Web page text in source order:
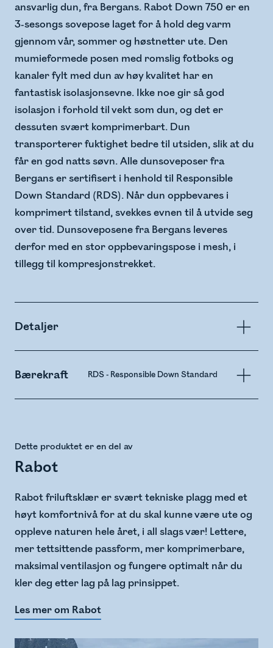
ansvarlig dun, fra Bergans. Rabot Down 750 er en
3-sesongs sovepose laget for å hold deg varm
gjennom vår, sommer og høstnetter ute. Den
mumieformede posen med romslig fotboks og
kanaler fylt med dun av høy kvalitet har en
fantastisk isolasjonsevne. Ikke noe gir så god
isolasjon i forhold til vekt som dun, og det er
dessuten svært komprimerbart. Dun
transporterer fuktighet bedre til utsiden, slik at du
får en god natts søvn. Alle dunsoveposer fra
Bergans er sertifisert i henhold til Responsible
Down Standard (RDS). Når dun oppbevares i
komprimert tilstand, svekkes evnen til å utvide seg
over tid. Dunsoveposene fra Bergans leveres
derfor med en stor oppbevaringspose i mesh, i
tillegg til kompresjonstrekket.
Detaljer
Bærekraft RDS - Responsible Down Standard
Dette produktet er en del av
Rabot
Rabot friluftsklær er svært tekniske plagg med et
høyt komfortnivå for at du skal kunne være ute og
oppleve naturen hele året, i all slags vær! Lettere,
mer tettsittende passform, mer komprimerbare,
maksimal ventilasjon og fungere optimalt når du
kler deg etter lag på lag prinsippet.
Les mer om Rabot